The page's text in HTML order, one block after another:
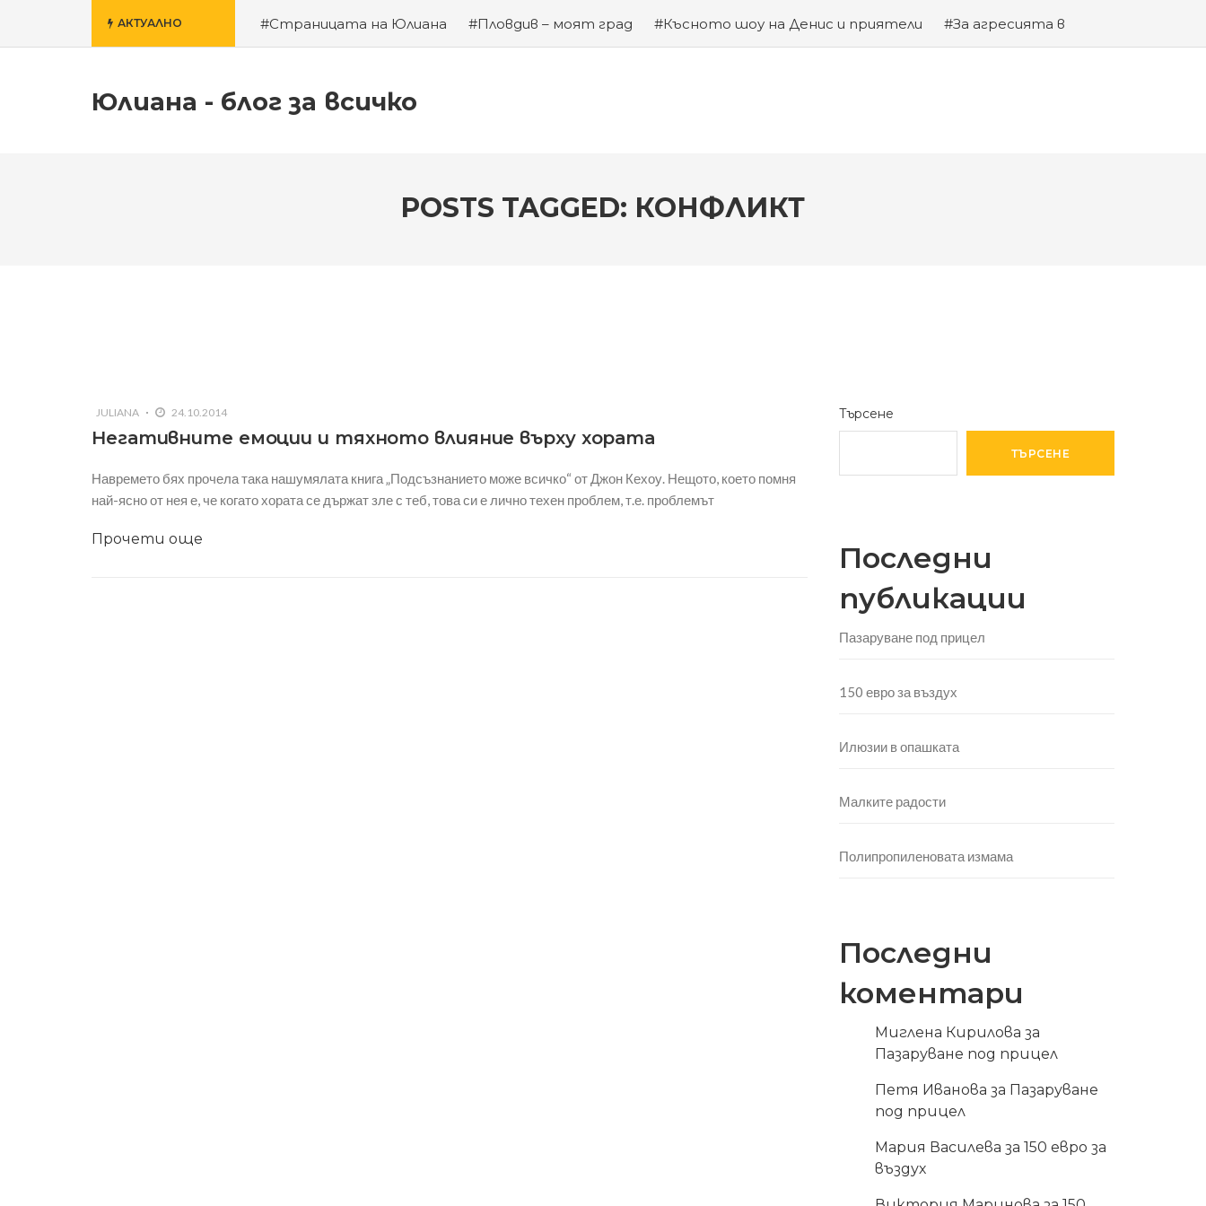
АКТУАЛНО #Страницата на Юлиана #Пловдив – моят град #Късното шоу на Денис и приятели
#За агресията в
училище
#За гроба на Левски #Хубаво местенце в Пловдив #Годината на Змията
Юлиана - блог за всичко
POSTS TAGGED: КОНФЛИКТ
JULIANA 24.10.2014
Негативните емоции и тяхното влияние върху хората
Навремето бях прочела така нашумялата книга „Подсъзнанието може всичко“ от Джон Кехоу. Нещото, което помня
най-ясно от нея е, че когато хората се държат зле с теб, това си е лично техен проблем, т.е. проблемът
Прочети още
Търсене
ТЪРСЕНЕ
Последни
публикации
Пазаруване под прицел
150 евро за въздух
Илюзии в опашката
Малките радости
Полипропиленовата измама
Последни
коментари
Миглена Кирилова за
Пазаруване под прицел
Петя Иванова за Пазаруване
под прицел
Мария Василева за150 евро за
въздух